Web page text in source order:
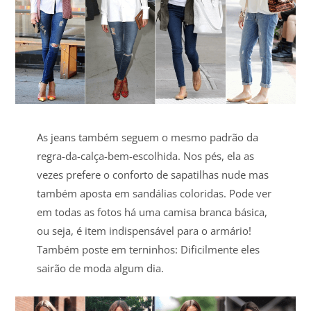
As jeans também seguem o mesmo padrão da
regra-da-calça-bem-escolhida. Nos pés, ela as
vezes prefere o conforto de sapatilhas nude mas
também aposta em sandálias coloridas. Pode ver
em todas as fotos há uma camisa branca básica,
ou seja, é item indispensável para o armário!
Também poste em terninhos: Dificilmente eles
sairão de moda algum dia.